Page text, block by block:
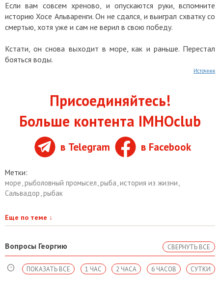
Если вам совсем хреново, и опускаются руки, вспомните
историю Хосе Альваренги. Он не сдался, и выиграл схватку со
смертью, хотя уже и сам не верил в свою победу.
Кстати, он снова выходит в море, как и раньше. Перестал
бояться воды.
Источник
Присоединяйтесь!
Больше контента IMHOclub
в Telegram в Facebook
Метки:
море,рыболовный промысел,рыба,история из жизни,
Сальвадор,рыбак
Еще по теме ↓
Вопросы Георгию СВЕРНУТЬ ВСЕ
СУТКИ
6 ЧАСОВ
2 ЧАСА
1 ЧАС
ПОКАЗАТЬ ВСЕ